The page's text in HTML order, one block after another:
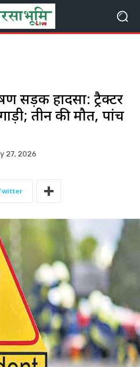
सड़क हादसा: ट्रैक्टर
तीन की मौत, पांच
27, 2026